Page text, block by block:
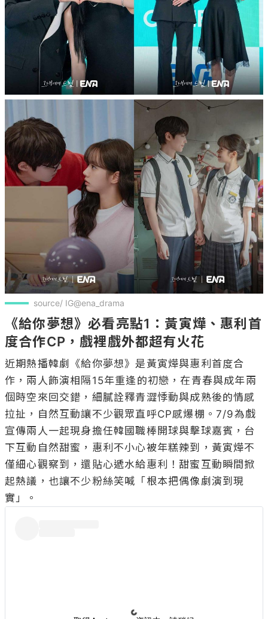
source/ IG@ena_drama
《給你夢想》必看亮點1：黃寅燁、惠利首
度合作CP，戲裡戲外都超有火花
近期熱播韓劇《給你夢想》是黃寅燁與惠利首度合
作，兩人飾演相隔15年重逢的初戀，在青春與成年兩
個時空來回交錯，細膩詮釋青澀悸動與成熟後的情感
拉扯，自然互動讓不少觀眾直呼CP感爆棚。7/9為戲
宣傳兩人一起現身擔任韓國職棒開球與擊球嘉賓，台
下互動自然甜蜜，惠利不小心被年糕辣到，黃寅燁不
僅細心觀察到，還貼心遞水給惠利！甜蜜互動瞬間掀
起熱議，也讓不少粉絲笑喊「根本把偶像劇演到現